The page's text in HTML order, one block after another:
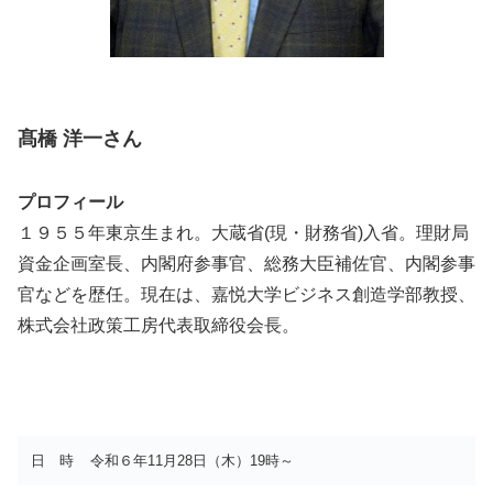
髙橋 洋一さん
プロフィール
１９５５年東京生まれ。大蔵省(現・財務省)入省。理財局
資金企画室長、内閣府参事官、総務大臣補佐官、内閣参事
官などを歴任。現在は、嘉悦大学ビジネス創造学部教授、
株式会社政策工房代表取締役会長。
日 時 令和６年11月28日（木）19時～